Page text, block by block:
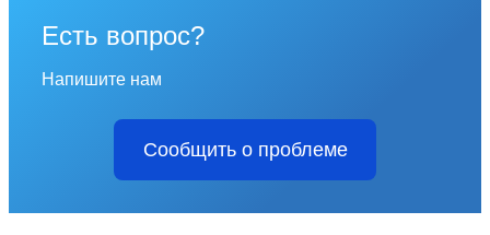
Есть вопрос?
Напишите нам
Сообщить о проблеме